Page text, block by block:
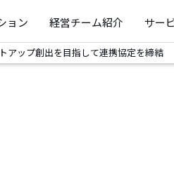
ョン 経営チーム紹介 サー
アップ創出を目指して連携協定を締結